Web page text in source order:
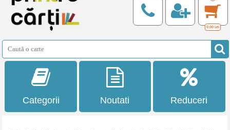
0,00 Lei
Categorii Noutati Reduceri